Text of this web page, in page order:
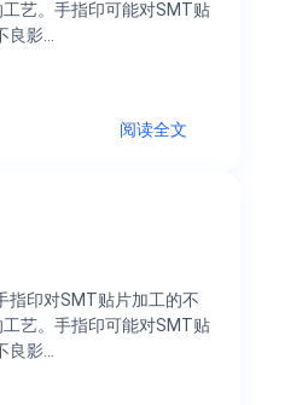
艺。手指印可能对SMT贴
影…
阅读全文
指印对SMT贴片加工的不
艺。手指印可能对SMT贴
影…